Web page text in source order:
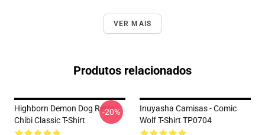
VER MAIS
Produtos relacionados
Highborn Demon Dog Retro
Chibi Classic T-Shirt
-20%
Inuyasha Camisas - Comic
Wolf T-Shirt TP0704